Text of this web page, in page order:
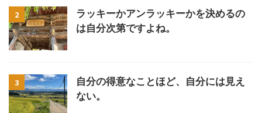
2
ラッキーかアンラッキーかを決めるの
は自分次第ですよね。
3
自分の得意なことほど、自分には見え
ない。